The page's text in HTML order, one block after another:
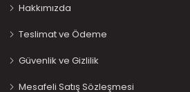
Hakkımızda
Teslimat ve Ödeme
Güvenlik ve Gizlilik
Mesafeli Satış Sözleşmesi